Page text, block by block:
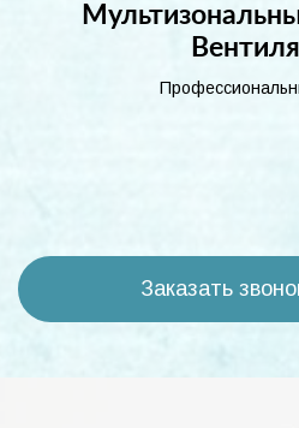
Заказать